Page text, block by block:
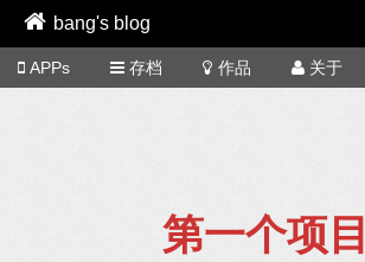
bang's blog
APPs 存档 作品 关于
第一个项目